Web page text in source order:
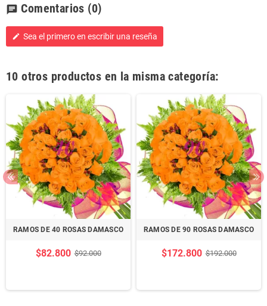
chat Comentarios (0)
edit Sea el primero en escribir una reseña
10 otros productos en la misma categoría:
RAMOS DE 40 ROSAS DAMASCO
$82.800 $92.000
RAMOS DE 90 ROSAS DAMASCO
$172.800 $192.000